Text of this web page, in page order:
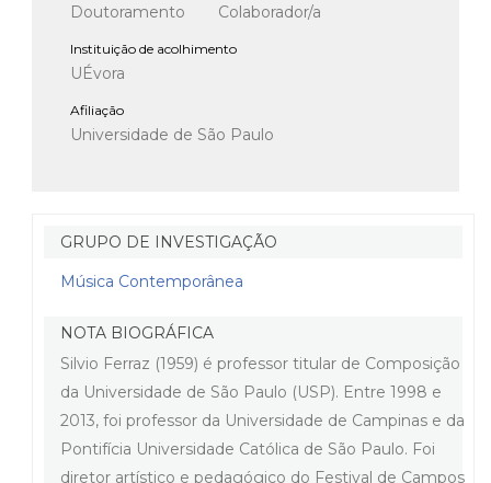
Doutoramento Colaborador/a
Instituição de acolhimento
UÉvora
Afiliação
Universidade de São Paulo
GRUPO DE INVESTIGAÇÃO
Música Contemporânea
NOTA BIOGRÁFICA
Silvio Ferraz (1959) é professor titular de Composição
da Universidade de São Paulo (USP). Entre 1998 e
2013, foi professor da Universidade de Campinas e da
Pontifícia Universidade Católica de São Paulo. Foi
diretor artístico e pedagógico do Festival de Campos